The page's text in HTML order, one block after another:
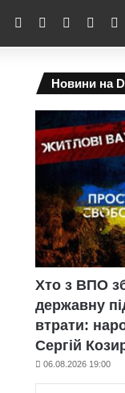
Facebook YouTubeInstagram
Новини на
Хто з ВПО
державну
втрати:
Сергій
06.08.2026 19:00